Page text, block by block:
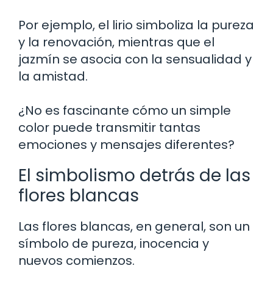
Por ejemplo, el lirio simboliza la pureza
y la renovación, mientras que el
jazmín se asocia con la sensualidad y
la amistad.
¿No es fascinante cómo un simple
color puede transmitir tantas
emociones y mensajes diferentes?
El simbolismo detrás de las
flores blancas
Las flores blancas, en general, son un
símbolo de pureza, inocencia y
nuevos comienzos.